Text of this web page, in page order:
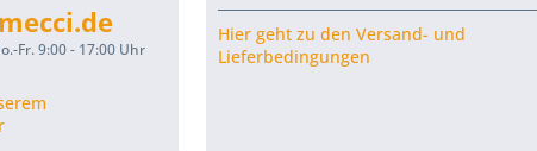
Fr. 9:00 - 17:00 Uhr
Hier geht zu den Versand- und
Lieferbedingungen